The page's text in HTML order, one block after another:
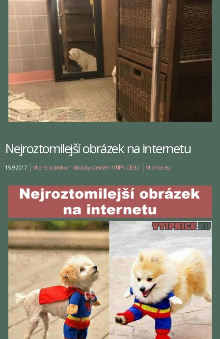
Nejroztomilejší obrázek na internetu
15.9.2017 Vtipné, srandovní obrázky s textem: VTIPNICE.EU Vtipnice.eu